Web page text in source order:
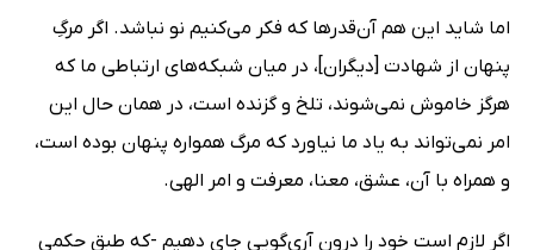
اما شاید این هم آن‌قدرها که فکر می‌کنیم نو نباشد. اگر مرگِ
پنهان از شهادت [دیگران]، در میان شبکه‌های ارتباطی ما که
هرگز خاموش نمی‌شوند، تلخ و گزنده است، در همان حال این
امر نمی‌تواند به یاد ما نیاورد که مرگ همواره پنهان بوده است،
و همراه با آن، عشق، معنا، معرفت و امر الهی.
اگر لازم است خود را درون آری‌گویی جای دهیم -‌که طبق حکمی